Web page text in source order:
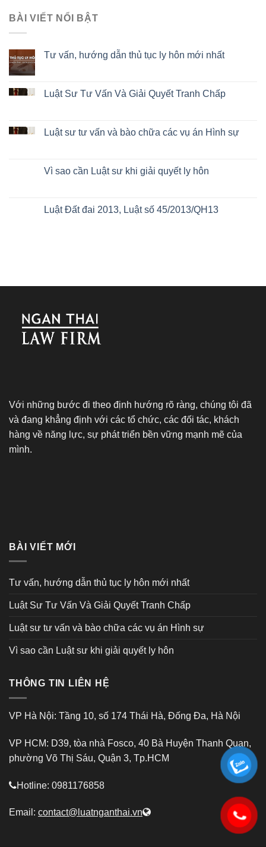
BÀI VIẾT NỔI BẬT
Tư vấn, hướng dẫn thủ tục ly hôn mới nhất
Luật Sư Tư Vấn Và Giải Quyết Tranh Chấp
Luật sư tư vấn và bào chữa các vụ án Hình sự
Vì sao cần Luật sư khi giải quyết ly hôn
Luật Đất đai 2013, Luật số 45/2013/QH13
Với những bước đi theo định hướng rõ ràng, chúng tôi đã
và đang khẳng định với các tổ chức, các đối tác, khách
hàng về năng lực, sự phát triển bền vững mạnh mẽ của
mình.
BÀI VIẾT MỚI
Tư vấn, hướng dẫn thủ tục ly hôn mới nhất
Luật Sư Tư Vấn Và Giải Quyết Tranh Chấp
Luật sư tư vấn và bào chữa các vụ án Hình sự
Vì sao cần Luật sư khi giải quyết ly hôn
THÔNG TIN LIÊN HỆ
VP Hà Nội: Tầng 10, số 174 Thái Hà, Đống Đa, Hà Nội
VP HCM: D39, tòa nhà Fosco, 40 Bà Huyện Thanh Quan,
phường Võ Thị Sáu, Quận 3, Tp.HCM
Hotline: 0981176858
Email: contact@luatnganthai.vn